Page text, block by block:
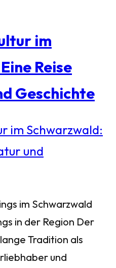
im
Reise
Geschichte
im Schwarzwald
in der Region Der
Tradition als
und